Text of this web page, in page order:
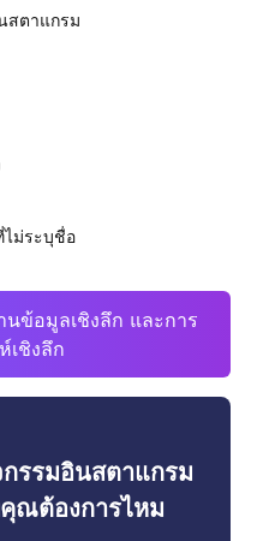
สตาแกรม
ไม่ระบุชื่อ
ข้อมูลเชิงลึก และการ
เชิงลึก
รรมอินสตาแกรม
ณต้องการไหม